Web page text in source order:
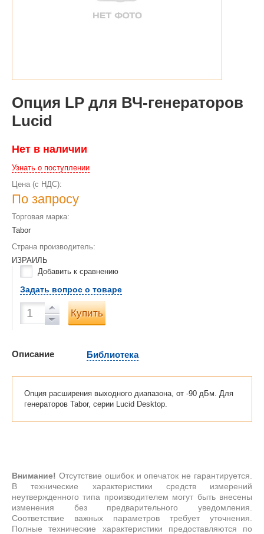
Опция LP для ВЧ-генераторов
Lucid
Нет в наличии
Узнать о поступлении
Цена (с НДС):
По запросу
Торговая марка:
Tabor
Страна производитель:
ИЗРАИЛЬ
Добавить к сравнению
Задать вопрос о товаре
Купить
Описание Библиотека
Опция расширения выходного диапазона, от -90 дБм. Для
генераторов Tabor, серии Lucid Desktop.
Внимание! Отсутствие ошибок и опечаток не гарантируется.
В технические характеристики средств измерений
неутвержденного типа производителем могут быть внесены
изменения без предварительного уведомления.
Соответствие важных параметров требует уточнения.
Полные технические характеристики предоставляются по